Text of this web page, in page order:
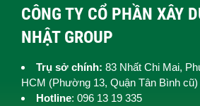
CÔNG TY CỔ PHẦN XÂY
NHẬT GROUP
Trụ sở chính: 83 Nhất Chi Mai,
HCM (Phường 13, Quận Tân Bình cũ)
Hotline: 096 13 19 335